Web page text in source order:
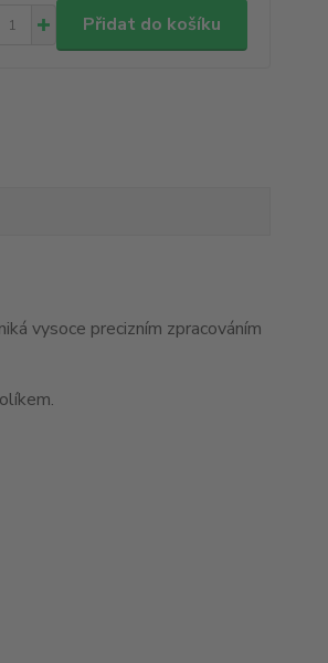
Přidat do košíku
vysoce precizním zpracováním